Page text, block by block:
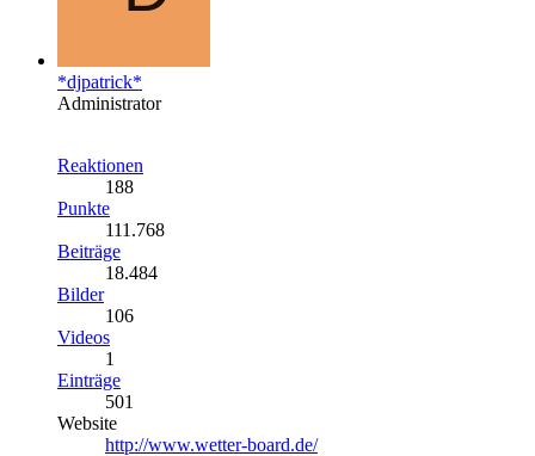
*djpatrick*
Administrator
Reaktionen
188
Punkte
111.768
Beiträge
18.484
Bilder
106
Videos
1
Einträge
501
Website
http://www.wetter-board.de/